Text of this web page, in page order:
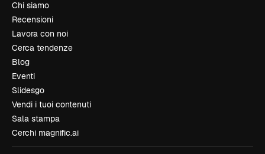
Chi siamo
Recensioni
Lavora con noi
Cerca tendenze
Blog
Eventi
Slidesgo
Vendi i tuoi contenuti
Sala stampa
Cerchi magnific.ai